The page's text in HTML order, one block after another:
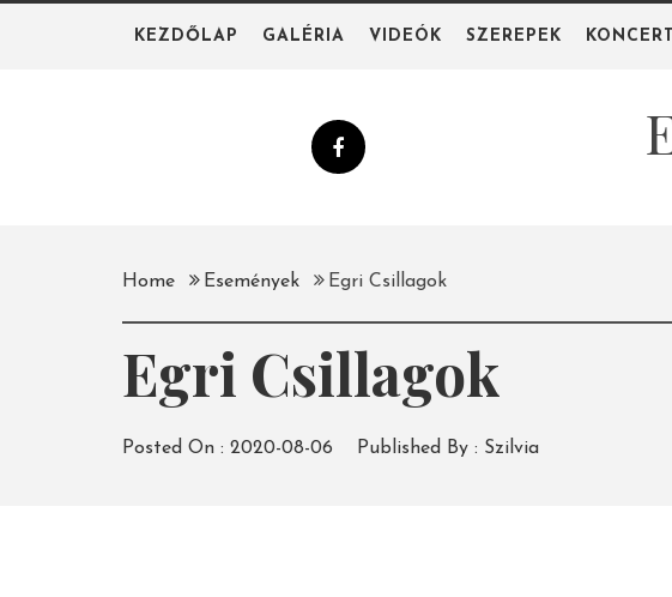
KEZDŐLAP GALÉRIA VIDEÓK SZEREPEK
Home Események Egri Csillagok
Egri Csillagok
Posted On : 2020-08-06 Published By : Szilvia